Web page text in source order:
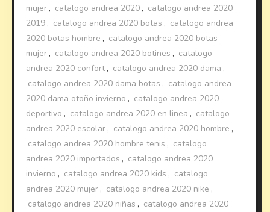
mujer , catalogo andrea 2020 , catalogo andrea 2020
2019 , catalogo andrea 2020 botas , catalogo andrea
2020 botas hombre , catalogo andrea 2020 botas
mujer , catalogo andrea 2020 botines , catalogo
andrea 2020 confort, catalogo andrea 2020 dama ,
catalogo andrea 2020 dama botas , catalogo andrea
2020 dama otoño invierno , catalogo andrea 2020
deportivo , catalogo andrea 2020 en linea , catalogo
andrea 2020 escolar , catalogo andrea 2020 hombre ,
catalogo andrea 2020 hombre tenis , catalogo
andrea 2020 importados , catalogo andrea 2020
invierno , catalogo andrea 2020 kids , catalogo
andrea 2020 mujer , catalogo andrea 2020 nike ,
catalogo andrea 2020 niñas , catalogo andrea 2020